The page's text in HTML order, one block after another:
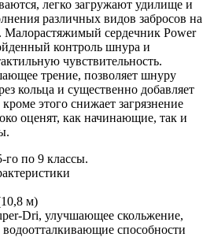
легко загружают удилище и
различных видов забросов на
Малорастяжимый сердечник Power
контроль шнура и
чувствительность.
трение, позволяет шнуру
кольца и существенно добавляет
кроме этого снижает загрязнение
оценят, как начинающие, так и
по 9 классы.
м)
Dri, улучшающее скольжение,
водоотталкивающие способности